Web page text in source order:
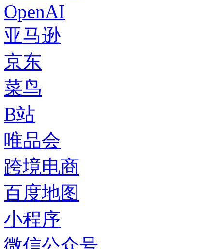
OpenAI
亚马逊
京东
菜鸟
B站
唯品会
跨境电商
百度地图
小程序